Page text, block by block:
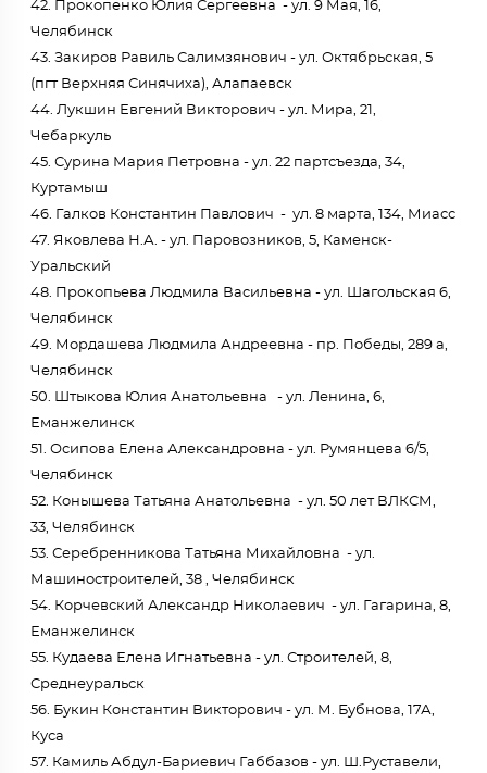
42. Прокопенко Юлия Сергеевна - ул. 9 Мая, 16,
Челябинск
43. Закиров Равиль Салимзянович - ул. Октябрьская, 5
(пгт Верхняя Синячиха), Алапаевск
44. Лукшин Евгений Викторович - ул. Мира, 21,
Чебаркуль
45. Сурина Мария Петровна - ул. 22 партсъезда, 34,
Куртамыш
46. Галков Константин Павлович - ул. 8 марта, 134, Миасс
47. Яковлева Н.А. - ул. Паровозников, 5, Каменск-
Уральский
48. Прокопьева Людмила Васильевна - ул. Шагольская 6,
Челябинск
49. Мордашева Людмила Андреевна - пр. Победы, 289 а,
Челябинск
50. Штыкова Юлия Анатольевна - ул. Ленина, 6,
Еманжелинск
51. Осипова Елена Александровна - ул. Румянцева 6/5,
Челябинск
52. Конышева Татьяна Анатольевна - ул. 50 лет ВЛКСМ,
33, Челябинск
53. Серебренникова Татьяна Михайловна - ул.
Машиностроителей, 38 , Челябинск
54. Корчевский Александр Николаевич - ул. Гагарина, 8,
Еманжелинск
55. Кудаева Елена Игнатьевна - ул. Строителей, 8,
Среднеуральск
56. Букин Константин Викторович - ул. М. Бубнова, 17А,
Куса
57. Камиль Абдул-Бариевич Габбазов - ул. Ш.Руставели,